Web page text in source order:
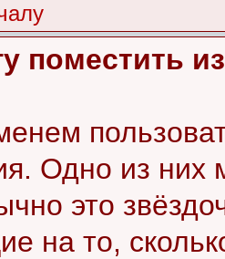
поместить
Одно из них
это
на то,